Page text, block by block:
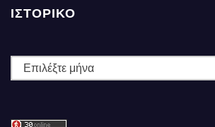
ΙΣΤΟΡΙΚΌ
Ιστορικό